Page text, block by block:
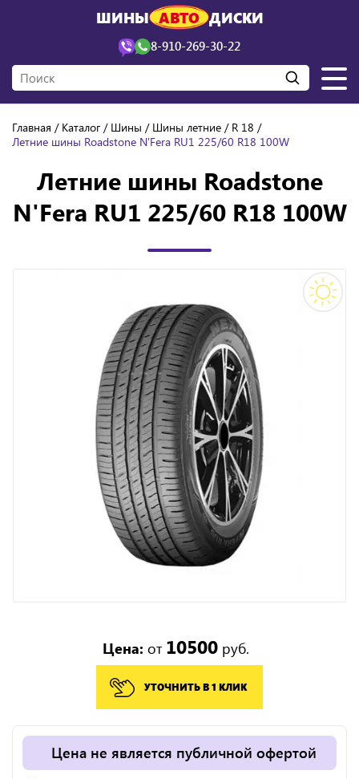
ШИНЫ АВТО ДИСКИ
8-910-269-30-22
Главная Каталог Шины Шины летние
R 18
Летние шины Roadstone N'Fera RU1 225/60 R18 100W
Летние шины Roadstone
N'Fera RU1 225/60 R18 100W
Цена: от 10500руб.
УТОЧНИТЬ В 1 КЛИК
Цена не является публичной офертой